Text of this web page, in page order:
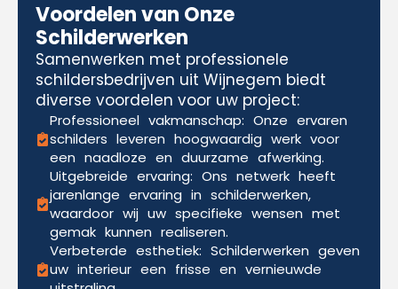
Voordelen van Onze
Schilderwerken
Samenwerken met professionele
schildersbedrijven uit Wijnegem biedt
diverse voordelen voor uw project:
Professioneel vakmanschap: Onze ervaren
schilders leveren hoogwaardig werk voor
een naadloze en duurzame afwerking.
Uitgebreide ervaring: Ons netwerk heeft
jarenlange ervaring in schilderwerken,
waardoor wij uw specifieke wensen met
gemak kunnen realiseren.
Verbeterde esthetiek: Schilderwerken geven
uw interieur een frisse en vernieuwde